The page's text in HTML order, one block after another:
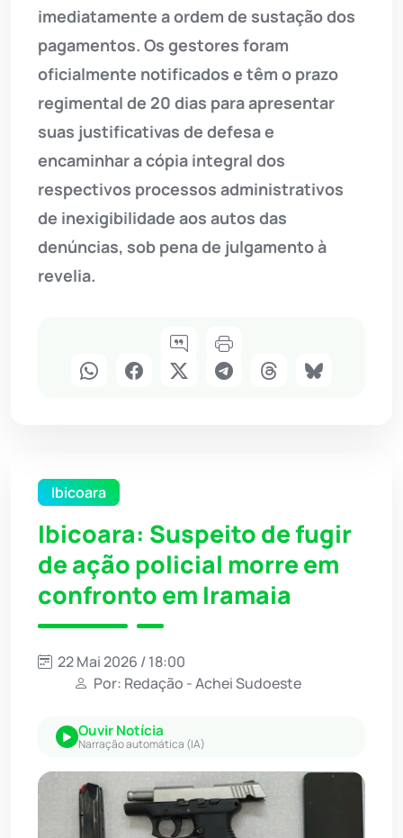
imediatamente a ordem de sustação dos
pagamentos. Os gestores foram
oficialmente notificados e têm o prazo
regimental de 20 dias para apresentar
suas justificativas de defesa e
encaminhar a cópia integral dos
respectivos processos administrativos
de inexigibilidade aos autos das
denúncias, sob pena de julgamento à
revelia.
Ibicoara
Ibicoara: Suspeito de fugir
de ação policial morre em
confronto em Iramaia
22 Mai 2026 / 18:00
Por: Redação - Achei Sudoeste
Ouvir Notícia
Narração automática (IA)